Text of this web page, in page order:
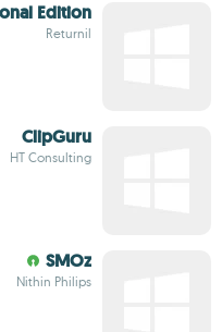
Edition
Returnil
ClipGuru
HT Consulting
SMOz
Nithin Philips